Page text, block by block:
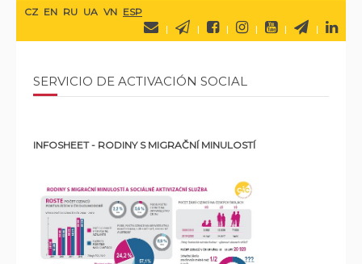
CZ EN RU UA VN ESP
SERVICIO DE ACTIVACIÓN SOCIAL
INFOSHEET - RODINY S MIGRAČNÍ MINULOSTÍ